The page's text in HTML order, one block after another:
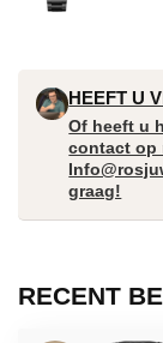
HEEFT U
Of heeft u
contact op
graag!
RECENT